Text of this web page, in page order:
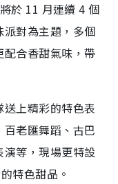
於 11 月連續 4 個
對為主題，多個
合香甜氣味，帶
上精彩的特色表
老匯舞蹈、古巴
等，現場更特設
特色甜品。